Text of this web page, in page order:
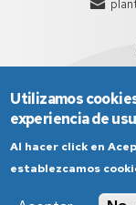
Utilizamos
experiencia de
Al hacer click en
establezcamos